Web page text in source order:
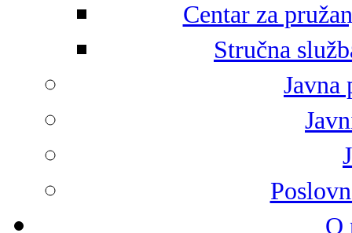
Centar za
Stručna
Javna
O